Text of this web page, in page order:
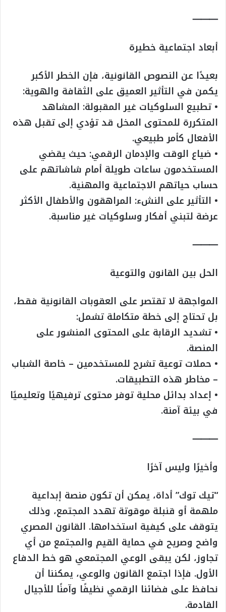
⸻
أبعاد اجتماعية خطيرة
بعيدًا عن النصوص القانونية، فإن الخطر الأكبر
يكمن في التأثير العميق على الثقافة والهوية:
• تطبيع السلوكيات غير المقبولة: المشاهد
المتكررة للمحتوى المخل قد تؤدي إلى تقبل هذه
الأفعال كأمر طبيعي.
• ضياع الوقت والإدمان الرقمي: حيث يقضي
المستخدمون ساعات طويلة أمام شاشاتهم على
حساب حياتهم الاجتماعية والمهنية.
• التأثير على النشء: المراهقون والأطفال الأكثر
عرضة لتبني أفكار وسلوكيات غير مناسبة.
⸻
الحل بين القانون والتوعية
المواجهة لا تقتصر على العقوبات القانونية فقط،
بل تحتاج إلى خطة متكاملة تشمل:
• تشديد الرقابة على المحتوى المنشور على
المنصة.
• حملات توعية تشرح للمستخدمين – خاصة الشباب
– مخاطر هذه التطبيقات.
• إعداد بدائل محلية توفر محتوى ترفيهيًا وتعليميًا
في بيئة آمنة.
⸻
وأخيرًا وليس آخرًا
“تيك توك” أداة، يمكن أن تكون منصة إبداعية
ملهمة أو قنبلة موقوتة تهدد المجتمع، وذلك
يتوقف على كيفية استخدامها. القانون المصري
واضح وصريح في حماية القيم والمجتمع من أي
تجاوز، لكن يبقى الوعي المجتمعي هو خط الدفاع
الأول. فإذا اجتمع القانون والوعي، يمكننا أن
نحافظ على فضائنا الرقمي نظيفًا وآمنًا للأجيال
القادمة.